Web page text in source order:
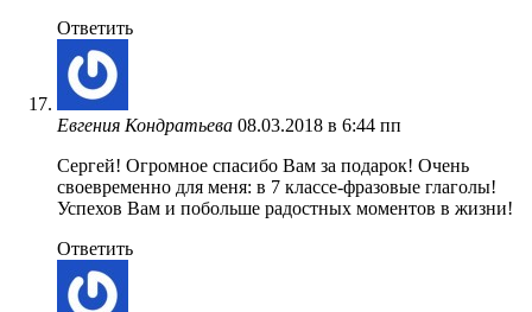
Ответить
Евгения Кондратьева 08.03.2018 в 6:44 пп
Сергей! Огромное спасибо Вам за подарок! Очень
своевременно для меня: в 7 классе-фразовые глаголы!
Успехов Вам и побольше радостных моментов в жизни!
Ответить